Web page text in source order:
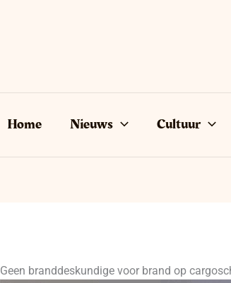
Home Nieuws Cultuur
Geen branddeskundige voor brand op